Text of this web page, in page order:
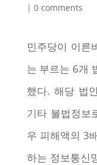
| 0 comments
민주당이 이른
는 부르는 6개
했다. 해당 법
기타 불법정보
우 피해액의 3
하는 정보통신